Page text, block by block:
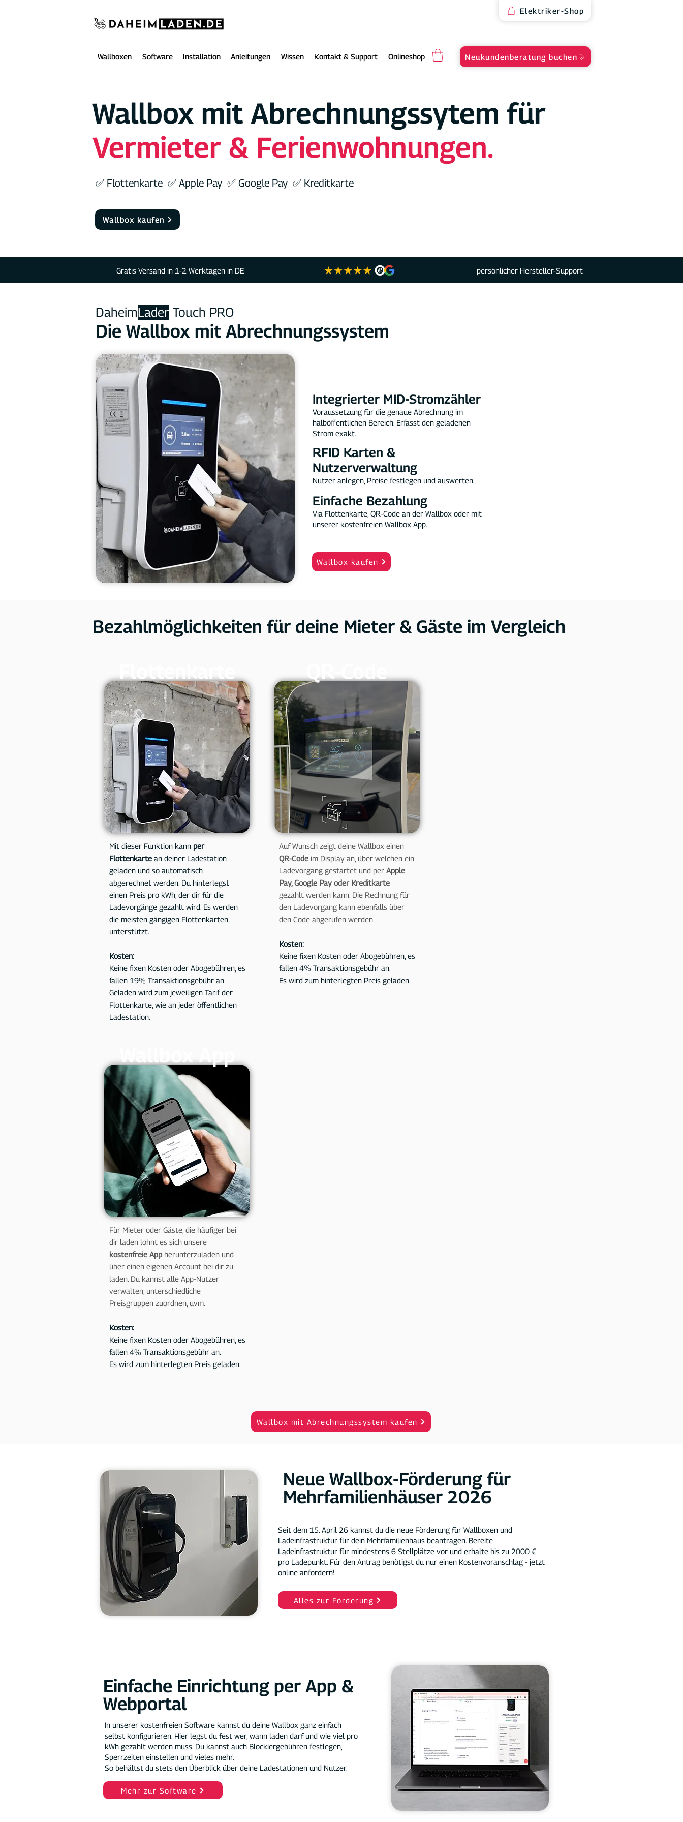
Wallboxen Software Installation Anleitungen Wissen Kontakt & Support Onlineshop
Elektriker-Shop
Neukundenberatung buchen
Wallbox mit Abrechnungssytem für
Vermieter & Ferienwohnungen.
✅ Flottenkarte ✅ Apple Pay ✅ Google Pay ✅ Kreditkarte
Wallbox kaufen
Gratis Versand in 1-2 Werktagen in DE persönlicher Hersteller-Support
DaheimLader Touch PRO​​
Die Wallbox mit Abrechnungssystem
Integrierter MID-Stromzähler
Voraussetzung für die genaue Abrechnung im
halböffentlichen Bereich. Erfasst den geladenen
Strom exakt.
RFID Karten &
Nutzerverwaltung
Nutzer anlegen, Preise festlegen und auswerten.
Einfache Bezahlung
Via Flottenkarte, QR-Code an der Wallbox oder mit
unserer kostenfreien Wallbox App.
Wallbox kaufen
Bezahlmöglichkeiten für deine Mieter & Gäste im Vergleich
Flottenkarte
Mit dieser Funktion kann per
Flottenkartean deiner Ladestation
geladen und so automatisch
abgerechnet werden. Du hinterlegst
einen Preis pro kWh, der dir für die
Ladevorgänge gezahlt wird. Es werden
die meisten gängigen Flottenkarten
unterstützt.
Kosten:
Keine fixen Kosten oder Abogebühren, es
fallen 19% Transaktionsgebühr an.
Geladen wird zum jeweiligen Tarif der
Flottenkarte, wie an jeder öffentlichen
Ladestation.
QR-Code
Auf Wunsch zeigt deine Wallbox einen
QR-Codeim Display an, über welchen ein
Ladevorgang gestartet und per Apple
Pay, Google Pay oder Kreditkarte
gezahlt werden kann. Die Rechnung für
den Ladevorgang kann ebenfalls über
den Code abgerufen werden.
Kosten:
Keine fixen Kosten oder Abogebühren, es
fallen 4% Transaktionsgebühr an.
Es wird zum hinterlegten Preis geladen.
Wallbox App
Für Mieter oder Gäste, die häufiger bei
dir laden lohnt es sich unsere
kostenfreie Appherunterzuladen und
über einen eigenen Account bei dir zu
laden. Du kannst alle App-Nutzer
verwalten, unterschiedliche
Preisgruppen zuordnen, uvm.
Kosten:
Keine fixen Kosten oder Abogebühren, es
fallen 4% Transaktionsgebühr an.
Es wird zum hinterlegten Preis geladen.
Wallbox mit Abrechnungssystem kaufen
Neue Wallbox-Förderung für
Mehrfamilienhäuser 2026
Seit dem 15. April 26 kannst du die neue Förderung für Wallboxen und
Ladeinfrastruktur für dein Mehrfamilienhaus beantragen. Bereite
Ladeinfrastruktur für mindestens 6 Stellplätze vor und erhalte bis zu 2000 €
pro Ladepunkt. Für den Antrag benötigst du nur einen Kostenvoranschlag - jetzt
online anfordern!
Alles zur Förderung
Einfache Einrichtung per App &
Webportal
In unserer kostenfreien Software kannst du deine Wallbox ganz einfach
selbst konfigurieren. Hier legst du fest wer, wann laden darf und wie viel pro
kWh gezahlt werden muss. Du kannst auch Blockiergebühren festlegen,
Sperrzeiten einstellen und vieles mehr.
So behältst du stets den Überblick über deine Ladestationen und Nutzer.
Mehr zur Software